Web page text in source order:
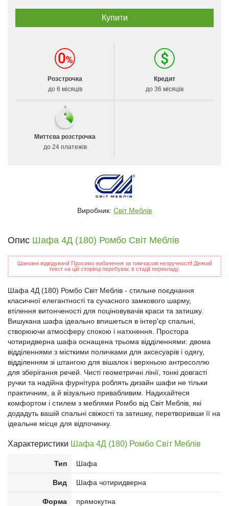
Розстрочка
до 6 місяців
Кредит
до 36 місяців
Миттєва розстрочка
до 24 платежів
Виробник: Світ Меблів
Опис Шафа 4Д (180) Ромбо Світ Меблів
Шановні відвідувачі! Просимо вибачення за тимчасові незручності! Деякий
текст на цій сторінці перебуває в стадії перекладу.
Шафа 4Д (180) Ромбо Світ Меблів - стильне поєднання
класичної елегантності та сучасного замкового шарму,
втілення витонченості для поціновувачів краси та затишку.
Вишукана шафа ідеально впишеться в інтер'єр спальні,
створюючи атмосферу спокою і натхнення. Простора
чотиридверна шафа оснащена трьома відділеннями: двома
відділеннями з місткими поличками для аксесуарів і одягу,
відділенням зі штангою для вішалок і верхньою антресоллю
для зберігання речей. Чисті геометричні лінії, тонкі довгасті
ручки та надійна фурнітура роблять дизайн шафи не тільки
практичним, а й візуально привабливим. Надихайтеся
комфортом і стилем з меблями Ромбо від Світ Меблів, які
додадуть вашій спальні свіжості та затишку, перетворивши її на
ідеальне місце для відпочинку.
Характеристики Шафа 4Д (180) Ромбо Світ Меблів
Тип Шафа
Вид Шафа чотиридверна
Форма прямокутна